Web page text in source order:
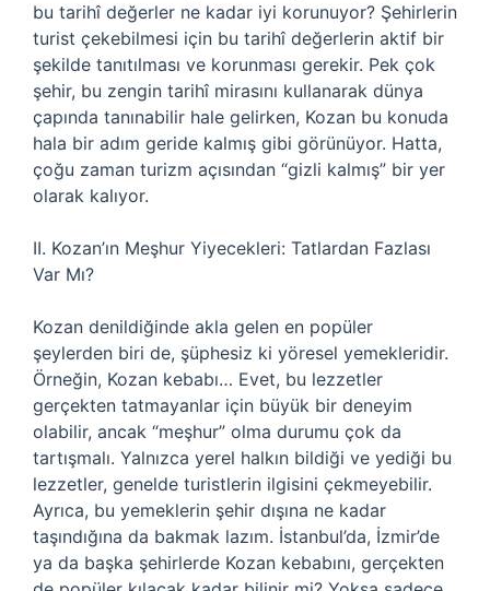
bu tarihî değerler ne kadar iyi korunuyor? Şehirlerin
turist çekebilmesi için bu tarihî değerlerin aktif bir
şekilde tanıtılması ve korunması gerekir. Pek çok
şehir, bu zengin tarihî mirasını kullanarak dünya
çapında tanınabilir hale gelirken, Kozan bu konuda
hala bir adım geride kalmış gibi görünüyor. Hatta,
çoğu zaman turizm açısından “gizli kalmış” bir yer
olarak kalıyor.
II. Kozan’ın Meşhur Yiyecekleri: Tatlardan Fazlası
Var Mı?
Kozan denildiğinde akla gelen en popüler
şeylerden biri de, şüphesiz ki yöresel yemekleridir.
Örneğin, Kozan kebabı… Evet, bu lezzetler
gerçekten tatmayanlar için büyük bir deneyim
olabilir, ancak “meşhur” olma durumu çok da
tartışmalı. Yalnızca yerel halkın bildiği ve yediği bu
lezzetler, genelde turistlerin ilgisini çekmeyebilir.
Ayrıca, bu yemeklerin şehir dışına ne kadar
taşındığına da bakmak lazım. İstanbul’da, İzmir’de
ya da başka şehirlerde Kozan kebabını, gerçekten